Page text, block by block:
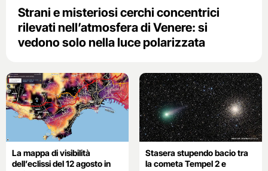
Strani e misteriosi cerchi concentrici
rilevati nell’atmosfera di Venere: si
vedono solo nella luce polarizzata
La mappa di visibilità
dell’eclissi del 12 agosto in
Stasera stupendo bacio tra
la cometa Tempel 2 e